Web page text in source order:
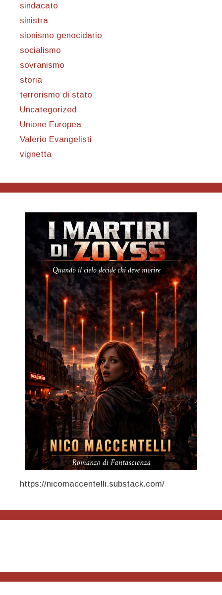
sindacato
sinistra
sionismo genocidario
socialismo
sovranismo
storia
terrorismo di stato
Uncategorized
Unione Europea
Valerio Evangelisti
vignetta
https://nicomaccentelli.substack.com/